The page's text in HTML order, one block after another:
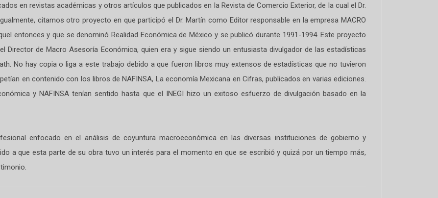
en revistas académicas y otros artículos que publicados en la Revista de Comercio Exterior, de la cual el Dr.
citamos otro proyecto en que participó el Dr. Martín como Editor responsable en la empresa MACRO
entonces y que se denominó Realidad Económica de México y se publicó durante 1991-1994. Este proyecto
Director de Macro Asesoría Económica, quien era y sigue siendo un entusiasta divulgador de las estadísticas
No hay copia o liga a este trabajo debido a que fueron libros muy extensos de estadísticas que no tuvieron
en contenido con los libros de NAFINSA, La economía Mexicana en Cifras, publicados en varias ediciones.
y NAFINSA tenían sentido hasta que el INEGI hizo un exitoso esfuerzo de divulgación basado en la
enfocado en el análisis de coyuntura macroeconómica en las diversas instituciones de gobierno y
a que esta parte de su obra tuvo un interés para el momento en que se escribió y quizá por un tiempo más,